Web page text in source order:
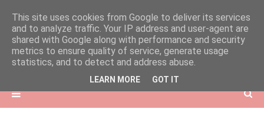
This site uses cookies from Google to deliver its services
and to analyze traffic. Your IP address and user-agent are
shared with Google along with performance and security
metrics to ensure quality of service, generate usage
statistics, and to detect and address abuse.
LEARN MORE GOT IT